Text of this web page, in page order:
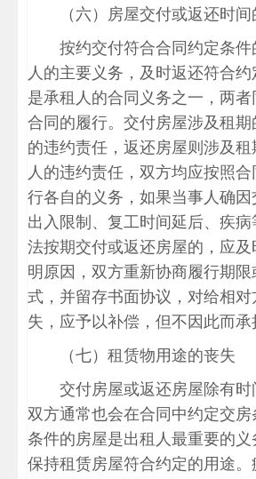
（六）房屋交付或返还时
按约交付符合合同约定条件
人的主要义务，及时返还符合
是承租人的合同义务之一，两
合同的履行。交付房屋涉及租期
的违约责任，返还房屋则涉及租
人的违约责任，双方均应按照
行各自的义务，如果当事人确因
出入限制、复工时间延后、疾
法按期交付或返还房屋的，应
明原因，双方重新协商履行期
式，并留存书面协议，对给相
失，应予以补偿，但不因此而承
（七）租赁物用途的丧失
交付房屋或返还房屋除有时
双方通常也会在合同中约定交
条件的房屋是出租人最重要的
保持租赁房屋符合约定的用途